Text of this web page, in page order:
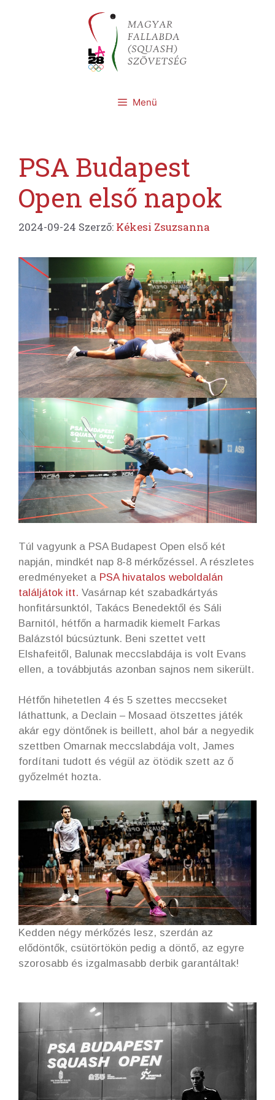
Menü
PSA Budapest
Open első napok
2024-09-24 Szerző: Kékesi Zsuzsanna
Túl vagyunk a PSA Budapest Open első két
napján, mindkét nap 8-8 mérkőzéssel. A részletes
eredményeket a PSA hivatalos weboldalán
találjátok itt. Vasárnap két szabadkártyás
honfitársunktól, Takács Benedektől és Sáli
Barnitól, hétfőn a harmadik kiemelt Farkas
Balázstól búcsúztunk. Beni szettet vett
Elshafeitől, Balunak meccslabdája is volt Evans
ellen, a továbbjutás azonban sajnos nem sikerült.
Hétfőn hihetetlen 4 és 5 szettes meccseket
láthattunk, a Declain – Mosaad ötszettes játék
akár egy döntőnek is beillett, ahol bár a negyedik
szettben Omarnak meccslabdája volt, James
fordítani tudott és végül az ötödik szett az ő
győzelmét hozta.
Kedden négy mérkőzés lesz, szerdán az
elődöntők, csütörtökön pedig a döntő, az egyre
szorosabb és izgalmasabb derbik garantáltak!